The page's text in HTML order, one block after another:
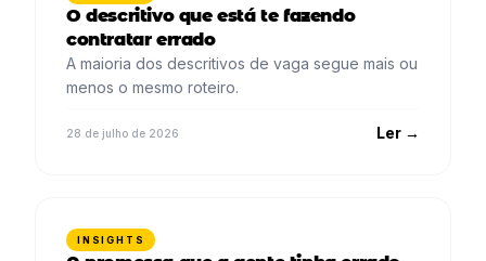
O descritivo que está te fazendo
contratar errado
A maioria dos descritivos de vaga segue mais ou
menos o mesmo roteiro.
28 de julho de 2026 Ler →
INSIGHTS